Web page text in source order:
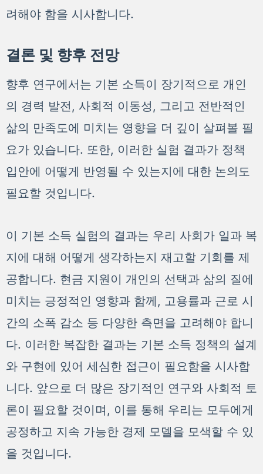
려해야 함을 시사합니다.
결론 및 향후 전망
향후 연구에서는 기본 소득이 장기적으로 개인
의 경력 발전, 사회적 이동성, 그리고 전반적인
삶의 만족도에 미치는 영향을 더 깊이 살펴볼 필
요가 있습니다. 또한, 이러한 실험 결과가 정책
입안에 어떻게 반영될 수 있는지에 대한 논의도
필요할 것입니다.
이 기본 소득 실험의 결과는 우리 사회가 일과 복
지에 대해 어떻게 생각하는지 재고할 기회를 제
공합니다. 현금 지원이 개인의 선택과 삶의 질에
미치는 긍정적인 영향과 함께, 고용률과 근로 시
간의 소폭 감소 등 다양한 측면을 고려해야 합니
다. 이러한 복잡한 결과는 기본 소득 정책의 설계
와 구현에 있어 세심한 접근이 필요함을 시사합
니다. 앞으로 더 많은 장기적인 연구와 사회적 토
론이 필요할 것이며, 이를 통해 우리는 모두에게
공정하고 지속 가능한 경제 모델을 모색할 수 있
을 것입니다.